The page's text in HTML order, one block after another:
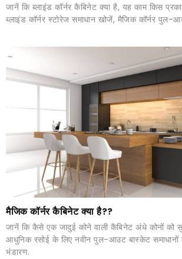
जानें कि ब्लाइंड कॉर्नर कैबिनेट क्या है, यह काम किस
ब्लाइंड कॉर्नर स्टोरेज समाधान खोजें, मैजिक कॉर्नर
मैजिक कॉर्नर कैबिनेट क्या है??
जानें कि कैसे एक जादुई कोने वाली कैबिनेट अंधे कोनों को
आधुनिक रसोई के लिए नवीन पुल-आउट बास्केट समाधानों
भंडारण.